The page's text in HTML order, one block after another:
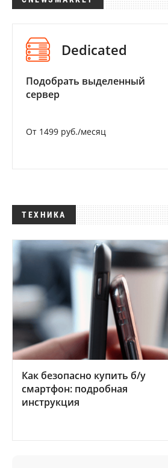
Dedicated
Подобрать выделенный
сервер
От 1499 руб./месяц
ТЕХНИКА
Как безопасно купить б/у
смартфон: подробная
инструкция